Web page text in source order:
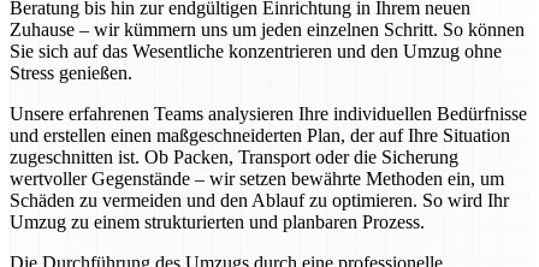
Beratung bis hin zur endgültigen Einrichtung in Ihrem neuen
Zuhause – wir kümmern uns um jeden einzelnen Schritt. So können
Sie sich auf das Wesentliche konzentrieren und den Umzug ohne
Stress genießen.
Unsere erfahrenen Teams analysieren Ihre individuellen Bedürfnisse
und erstellen einen maßgeschneiderten Plan, der auf Ihre Situation
zugeschnitten ist. Ob Packen, Transport oder die Sicherung
wertvoller Gegenstände – wir setzen bewährte Methoden ein, um
Schäden zu vermeiden und den Ablauf zu optimieren. So wird Ihr
Umzug zu einem strukturierten und planbaren Prozess.